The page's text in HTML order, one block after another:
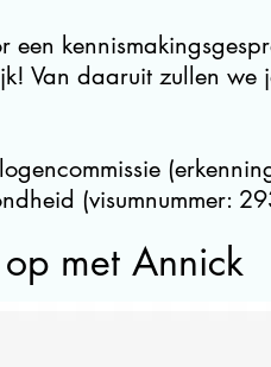
een
Van daaruit zullen we
(visumnummer:
met Annick